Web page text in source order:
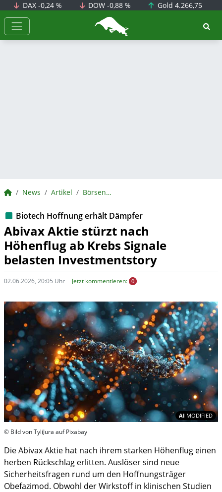
DAX -0,24 % DOW-0,88 % Gold 4.266,75
BörsenNEWS.de
BörsenNEWS.de
News Artikel BörsenNEWS.de
Biotech Hoffnung erhält Dämpfer
Abivax Aktie stürzt nach
Höhenflug ab Krebs Signale
belasten Investmentstory
02.06.2026, 20:05 Uhr Jetzt kommentieren: 0
AI MODIFIED
© Bild von TyliJura auf Pixabay
Die Abivax Aktie hat nach ihrem starken Höhenflug einen
herben Rückschlag erlitten. Auslöser sind neue
Sicherheitsfragen rund um den Hoffnungsträger
Obefazimod. Obwohl der Wirkstoff in klinischen Studien